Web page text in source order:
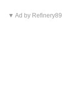
▼ Ad by Refinery89